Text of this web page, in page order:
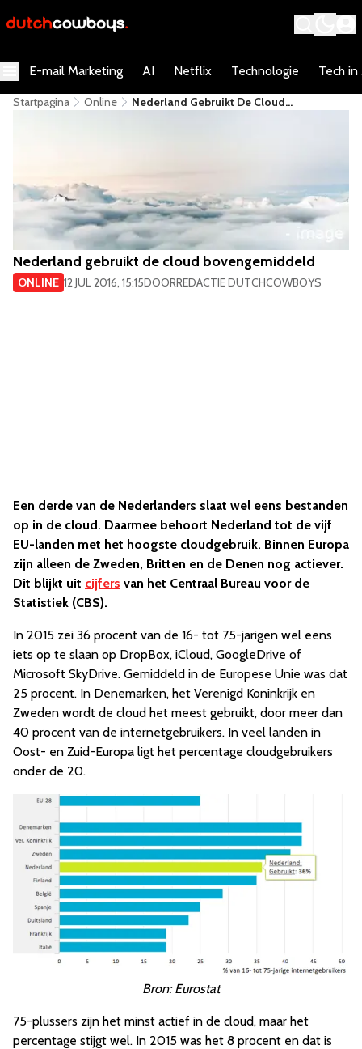
E-mail Marketing AI Netflix Technologie Tech in
Startpagina Online
Nederland Gebruikt De Cloud
Nederland gebruikt de cloud bovengemiddeld
ONLINE 12 JUL 2016, 15:15DOORREDACTIE DUTCHCOWBOYS
Een derde van de Nederlanders slaat wel eens bestanden
op in de cloud. Daarmee behoort Nederland tot de vijf
EU-landen met het hoogste cloudgebruik. Binnen Europa
zijn alleen de Zweden, Britten en de Denen nog actiever.
Dit blijkt uit cijfers van het Centraal Bureau voor de
Statistiek (CBS).
In 2015 zei 36 procent van de 16- tot 75-jarigen wel eens
iets op te slaan op DropBox, iCloud, GoogleDrive of
Microsoft SkyDrive. Gemiddeld in de Europese Unie was dat
25 procent. In Denemarken, het Verenigd Koninkrijk en
Zweden wordt de cloud het meest gebruikt, door meer dan
40 procent van de internetgebruikers. In veel landen in
Oost- en Zuid-Europa ligt het percentage cloudgebruikers
onder de 20.
Bron: Eurostat
75-plussers zijn het minst actief in de cloud, maar het
percentage stijgt wel. In 2015 was het 8 procent en dat is